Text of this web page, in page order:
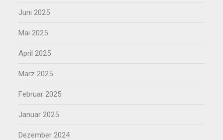
Juni 2025
Mai 2025
April 2025
März 2025
Februar 2025
Januar 2025
Dezember 2024